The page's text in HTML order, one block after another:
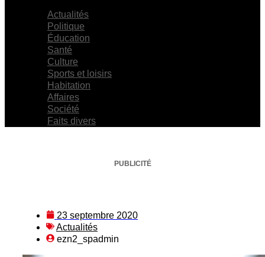
Actualités
Politique
Éducation
Santé
Culture
Sports et loisirs
Habitation
Affaires
Société
Faits divers
PUBLICITÉ
23 septembre 2020
Actualités
ezn2_spadmin